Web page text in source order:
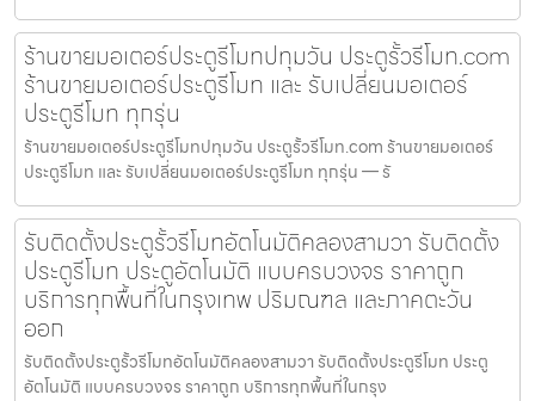
ร้านขายมอเตอร์ประตูรีโมทปทุมวัน ประตูรั้วรีโมท.com
ร้านขายมอเตอร์ประตูรีโมท และ รับเปลี่ยนมอเตอร์
ประตูรีโมท ทุกรุ่น
ร้านขายมอเตอร์ประตูรีโมทปทุมวัน ประตูรั้วรีโมท.com ร้านขายมอเตอร์
ประตูรีโมท และ รับเปลี่ยนมอเตอร์ประตูรีโมท ทุกรุ่น — รั
รับติดตั้งประตูรั้วรีโมทอัตโนมัติคลองสามวา รับติดตั้ง
ประตูรีโมท ประตูอัตโนมัติ แบบครบวงจร ราคาถูก
บริการทุกพื้นที่ในกรุงเทพ ปริมณฑล และภาคตะวัน
ออก
รับติดตั้งประตูรั้วรีโมทอัตโนมัติคลองสามวา รับติดตั้งประตูรีโมท ประตู
อัตโนมัติ แบบครบวงจร ราคาถูก บริการทุกพื้นที่ในกรุง